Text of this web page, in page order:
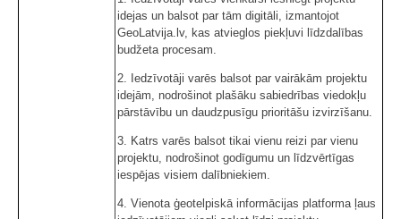
idejas un balsot par tām digitāli, izmantojot
GeoLatvija.lv, kas atvieglos piekļuvi līdzdalības
budžeta procesam.
2. Iedzīvotāji varēs balsot par vairākām projektu
idejām, nodrošinot plašāku sabiedrības viedokļu
pārstāvību un daudzpusīgu prioritāšu izvirzīšanu.
3. Katrs varēs balsot tikai vienu reizi par vienu
projektu, nodrošinot godīgumu un līdzvērtīgas
iespējas visiem dalībniekiem.
4. Vienota ģeotelpiskā informācijas platforma ļaus